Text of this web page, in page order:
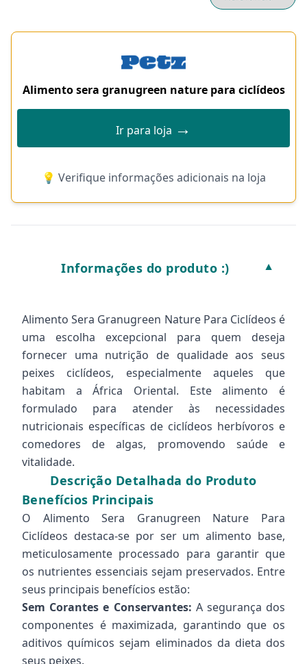
Alimento sera granugreen nature para ciclídeos
Ir para loja →
💡 Verifique informações adicionais na loja
Informações do produto :) ▼
Alimento Sera Granugreen Nature Para Ciclídeos é
uma escolha excepcional para quem deseja
fornecer uma nutrição de qualidade aos seus
peixes ciclídeos, especialmente aqueles que
habitam a África Oriental. Este alimento é
formulado para atender às necessidades
nutricionais específicas de ciclídeos herbívoros e
comedores de algas, promovendo saúde e
vitalidade.
Descrição Detalhada do Produto
Benefícios Principais
O Alimento Sera Granugreen Nature Para
Ciclídeos destaca-se por ser um alimento base,
meticulosamente processado para garantir que
os nutrientes essenciais sejam preservados. Entre
seus principais benefícios estão:
Sem Corantes e Conservantes: A segurança dos
componentes é maximizada, garantindo que os
aditivos químicos sejam eliminados da dieta dos
seus peixes.